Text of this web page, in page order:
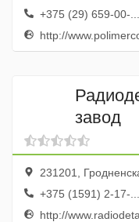
+375 (29) 659-00-...
http://
завод
231201, Гродненская
+375 (1591) 2-17-...
http://